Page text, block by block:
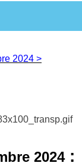
2024 >
2024: